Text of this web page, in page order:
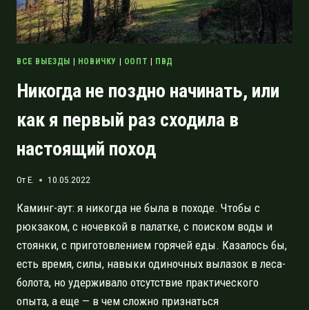
ВСЕ ВЫЕЗДЫ | НОВИЧКУ | ООПТ | ПВД
Никогда не поздно начинать, или
как я первый раз сходила в
настоящий поход
ОтE. 10.05.2022
Каминг-аут: я никогда не была в походе. Чтобы с
рюкзаком, с ночевкой в палатке, с поиском воды и
стоянки, с приготовлением горячей еды. Казалось бы,
есть время, силы, навыки одиночных вылазок в леса-
болота, но удерживало отсутствие практического
опыта, а еще — в чем сложно признаться